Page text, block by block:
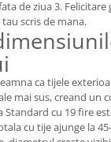
de ziua 3.
scris de mana.
ca tijele
mai sus, creand un
cu 19 fire
cu tije ajunge la